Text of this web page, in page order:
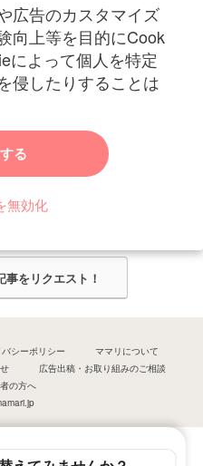
広告のカスタマイズ
向上等を目的にCook
によって個人を特定
侵したりすることは
る
無効化
立ち情報を配信中
？
に記事を作成させていただきま
をリクエスト！
シーポリシー
ママリについて
広告出稿・お取り組みのご相談
の方へ